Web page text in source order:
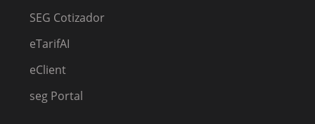
SEG Cotizador
eTarifAI
eClient
seg Portal